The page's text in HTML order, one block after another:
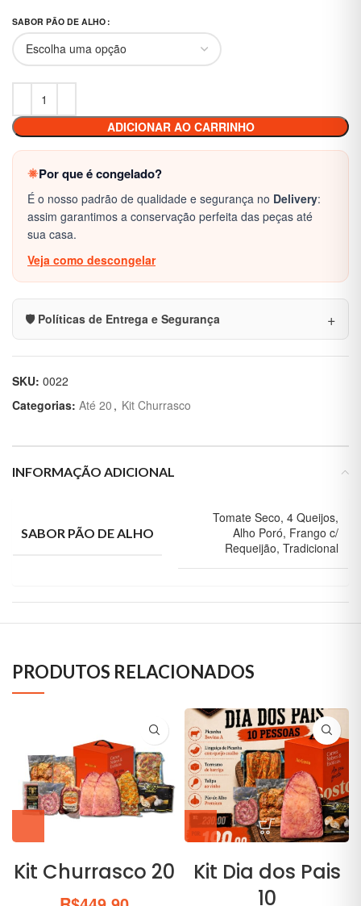
SABOR PÃO DE ALHO
ADICIONAR AO CARRINHO
Por que é congelado?
É o nosso padrão de qualidade e segurança no Delivery:
assim garantimos a conservação perfeita das peças até
sua casa.
Veja como descongelar
🛡️ Políticas de Entrega e Segurança
SKU: 0022
Categorias: Até 20 , Kit Churrasco
INFORMAÇÃO ADICIONAL
SABOR PÃO DE ALHO
Tomate Seco, 4 Queijos,
Alho Poró, Frango c/
Requeijão, Tradicional
PRODUTOS RELACIONADOS
Kit Churrasco 20
Kit Dia dos Pais
10